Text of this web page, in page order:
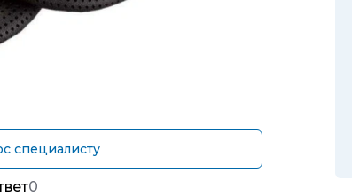
специалисту
0